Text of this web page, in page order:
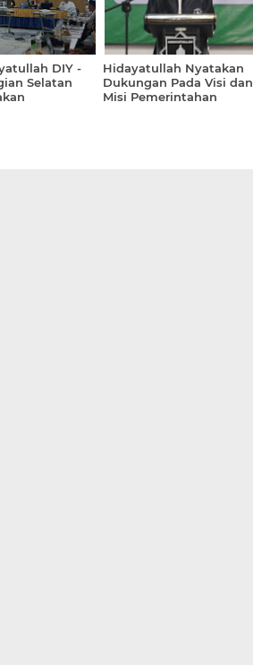
DIY -
Selatan
Hidayatullah Nyatakan
Dukungan Pada Visi dan
Misi Pemerintahan